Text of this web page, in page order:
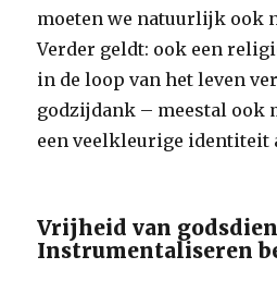
moeten we natuurlijk ook
Verder geldt: ook een
in de loop van het leven
godzijdank – meestal ook
een veelkleurige identiteit
Vrijheid van
Instrumentaliseren